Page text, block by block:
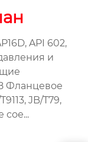
API 602,
и
Фланцевое
JB/T79,
сое...